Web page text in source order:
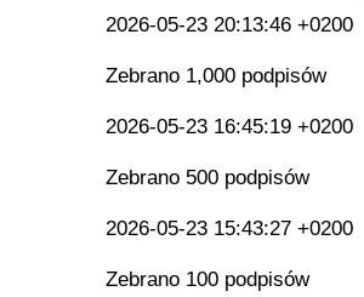
2026-05-23 20:13:46 +0200
Zebrano 1,000 podpisów
2026-05-23 16:45:19 +0200
Zebrano 500 podpisów
2026-05-23 15:43:27 +0200
Zebrano 100 podpisów